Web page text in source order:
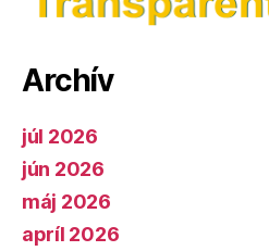
Archív
júl 2026
jún 2026
máj 2026
apríl 2026